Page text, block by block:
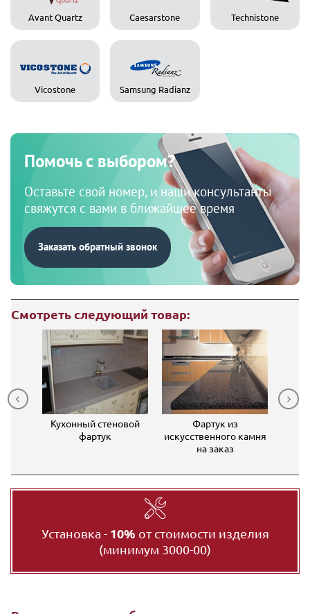
Avant Quartz Caesarstone Technistone
Vicostone Samsung Radianz
Помочь с выбором?
Оставьте свой номер, и наши консультанты
свяжутся с вами в ближайшее время
Заказать обратный звонок
Смотреть следующий товар:
Кухонный стеновой
фартук
Фартук из
искусственного камня
на заказ
Установка - 10% от стоимости изделия
(минимум 3000-00)